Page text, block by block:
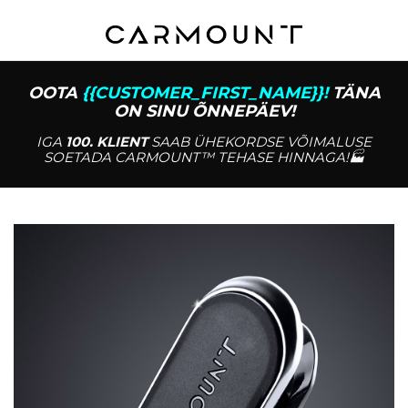
OOTA {{CUSTOMER_FIRST_NAME}}!TÄNA
ON SINU ÕNNEPÄEV!
IGA 100. KLIENTSAAB ÜHEKORDSE VÕIMALUSE
SOETADA CARMOUNT™ TEHASE HINNAGA!🏭